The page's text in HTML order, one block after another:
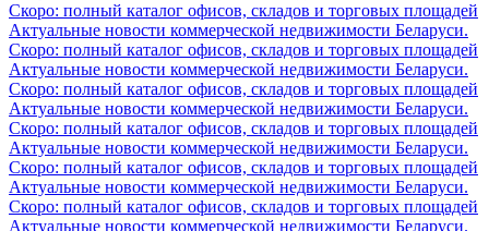
Скоро: полный каталог офисов, складов и торговых площадей
Актуальные новости коммерческой недвижимости Беларуси.
Скоро: полный каталог офисов, складов и торговых площадей
Актуальные новости коммерческой недвижимости Беларуси.
Скоро: полный каталог офисов, складов и торговых площадей
Актуальные новости коммерческой недвижимости Беларуси.
Скоро: полный каталог офисов, складов и торговых площадей
Актуальные новости коммерческой недвижимости Беларуси.
Скоро: полный каталог офисов, складов и торговых площадей
Актуальные новости коммерческой недвижимости Беларуси.
Скоро: полный каталог офисов, складов и торговых площадей
Актуальные новости коммерческой недвижимости Беларуси.